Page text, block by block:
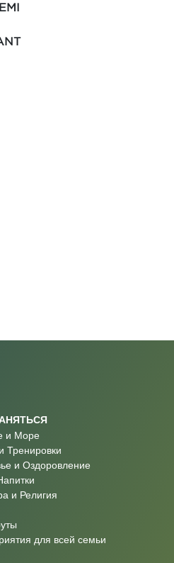
и Море
Тренировки
и Оздоровление
и Религия
для всей семьи